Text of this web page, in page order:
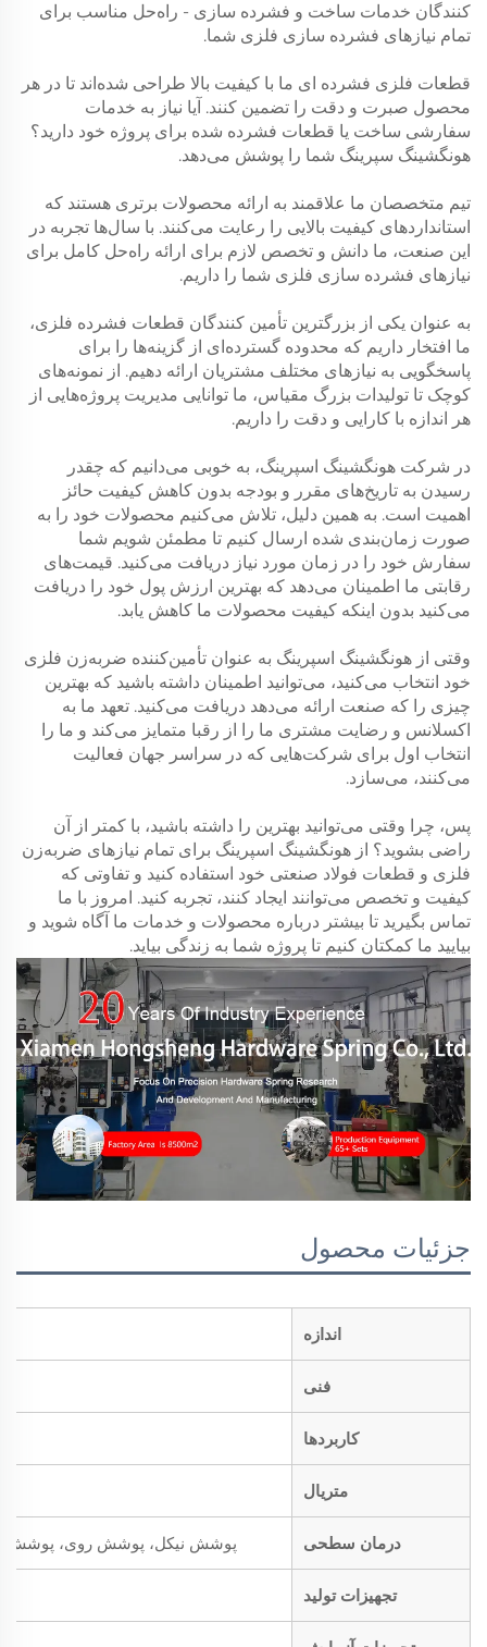
کنندگان خدمات ساخت و فشرده سازی - راه‌حل مناسب برای
تمام نیازهای فشرده سازی فلزی شما.
قطعات فلزی فشرده ای ما با کیفیت بالا طراحی شده‌اند تا در هر
محصول صبرت و دقت را تضمین کنند. آیا نیاز به خدمات
سفارشی ساخت یا قطعات فشرده شده برای پروژه خود دارید؟
هونگشینگ سپرینگ شما را پوشش می‌دهد.
تیم متخصصان ما علاقمند به ارائه محصولات برتری هستند که
استانداردهای کیفیت بالایی را رعایت می‌کنند. با سال‌ها تجربه در
این صنعت، ما دانش و تخصص لازم برای ارائه راه‌حل کامل برای
نیازهای فشرده سازی فلزی شما را داریم.
به عنوان یکی از بزرگترین تأمین کنندگان قطعات فشرده فلزی،
ما افتخار داریم که محدوده گسترده‌ای از گزینه‌ها را برای
پاسخگویی به نیازهای مختلف مشتریان ارائه دهیم. از نمونه‌های
کوچک تا تولیدات بزرگ مقیاس، ما توانایی مدیریت پروژه‌هایی از
هر اندازه با کارایی و دقت را داریم.
در شرکت هونگشینگ اسپرینگ، به خوبی می‌دانیم که چقدر
رسیدن به تاریخ‌های مقرر و بودجه بدون کاهش کیفیت حائز
اهمیت است. به همین دلیل، تلاش می‌کنیم محصولات خود را به
صورت زمان‌بندی شده ارسال کنیم تا مطمئن شویم شما
سفارش خود را در زمان مورد نیاز دریافت می‌کنید. قیمت‌های
رقابتی ما اطمینان می‌دهد که بهترین ارزش پول خود را دریافت
می‌کنید بدون اینکه کیفیت محصولات ما کاهش یابد.
وقتی از هونگشینگ اسپرینگ به عنوان تأمین‌کننده ضربه‌زن فلزی
خود انتخاب می‌کنید، می‌توانید اطمینان داشته باشید که بهترین
چیزی را که صنعت ارائه می‌دهد دریافت می‌کنید. تعهد ما به
اکسلانس و رضایت مشتری ما را از رقبا متمایز می‌کند و ما را
انتخاب اول برای شرکت‌هایی که در سراسر جهان فعالیت
می‌کنند، می‌سازد.
پس، چرا وقتی می‌توانید بهترین را داشته باشید، با کمتر از آن
راضی بشوید؟ از هونگشینگ اسپرینگ برای تمام نیازهای ضربه‌زن
فلزی و قطعات فولاد صنعتی خود استفاده کنید و تفاوتی که
کیفیت و تخصص می‌توانند ایجاد کنند، تجربه کنید. امروز با ما
تماس بگیرید تا بیشتر درباره محصولات و خدمات ما آگاه شوید و
بیایید ما کمکتان کنیم تا پروژه شما به زندگی بیاید.
جزئیات محصول
اندازه
فنی
کاربردها
متریال
درمان سطحی پوشش نیکل، پوشش روی، پوشش
تجهیزات تولید